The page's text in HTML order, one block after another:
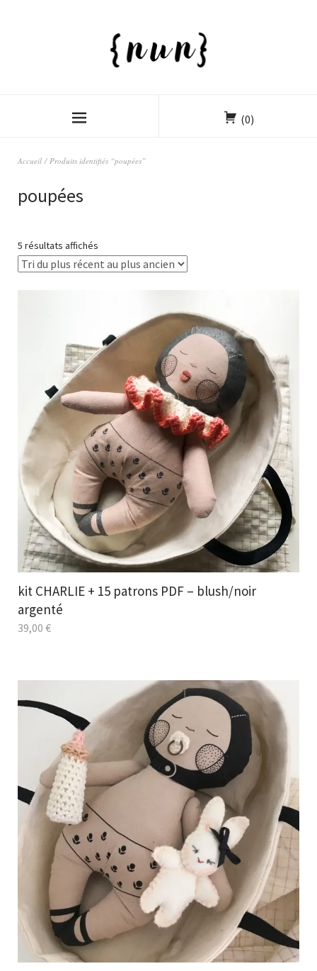
(0)
Accueil / Produits identifiés “poupées”
poupées
5 résultats affichés
kit CHARLIE + 15 patrons PDF – blush/noir
argenté
39,00 €